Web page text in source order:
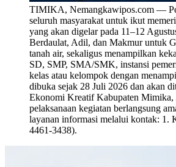
TIMIKA, Nemangkawipos.com —
seluruh masyarakat untuk ikut
yang akan digelar pada 11–12
Berdaulat, Adil, dan Makmur untuk
tanah air, sekaligus menampilkan
SD, SMP, SMA/SMK, instansi
kelas atau kelompok dengan
dibuka sejak 28 Juli 2026 dan akan
Ekonomi Kreatif Kabupaten Mimika,
pelaksanaan kegiatan berlangsung
layanan informasi melalui kontak:
4461-3438).